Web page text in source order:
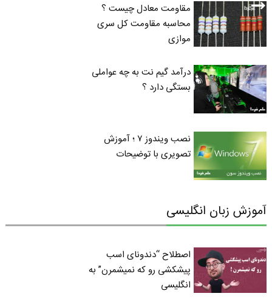
مقاومت معادل چیست ؟
محاسبه مقاومت کل سری
موازی
درآمد گیم نت به چه عواملی
بستگی دارد ؟
نصب ویندوز ۷ ؛ آموزش
تصویری با توضیحات
آموزش زبان انگلیسی
اصطلاح “دندونای اسب
پیشکشی رو که نمیشمرن” به
انگلیسی